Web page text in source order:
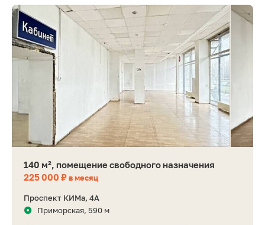
140 м², помещение свободного назначения
225 000 ₽в месяц
Проспект КИМа, 4А
Приморская, 590 м